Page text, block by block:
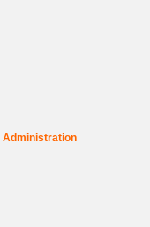
Administration